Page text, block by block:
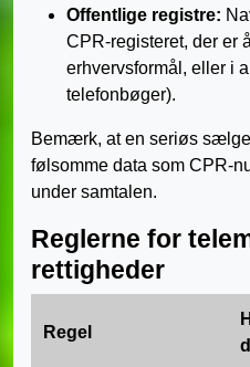
Offentlige registre:
CPR-registeret, der er
erhvervsformål, eller i
telefonbøger).
Bemærk, at en seriøs
følsomme data som CPR-
under samtalen.
Reglerne for
rettigheder
Regel